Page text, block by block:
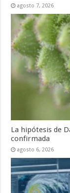
agosto 7, 2026
La hipótesis de
confirmada
agosto 6, 2026